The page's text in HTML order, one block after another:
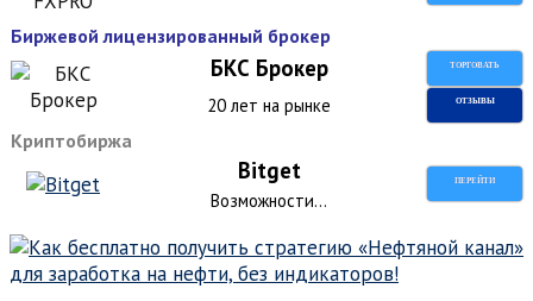
Биржевой лицензированный брокер
БКС Брокер ТОРГОВАТЬ
20 лет на рынке ОТЗЫВЫ
Криптобиржа
Bitget ПЕРЕЙТИ
Возможности...